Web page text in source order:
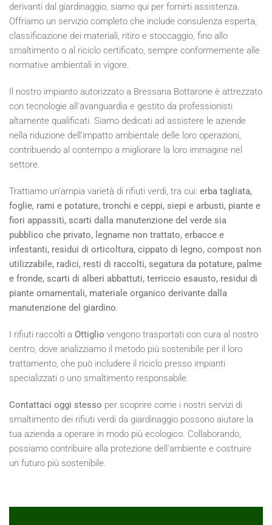
derivanti dal giardinaggio, siamo qui per fornirti assistenza.
Offriamo un servizio completo che include consulenza esperta,
classificazione dei materiali, ritiro e stoccaggio, fino allo
smaltimento o al riciclo certificato, sempre conformemente alle
normative ambientali in vigore.
Il nostro impianto autorizzato a Bressana Bottarone è attrezzato
con tecnologie all'avanguardia e gestito da professionisti
altamente qualificati. Siamo dedicati ad assistere le aziende
nella riduzione dell’impatto ambientale delle loro operazioni,
contribuendo al contempo a migliorare la loro immagine nel
settore.
Trattiamo un’ampia varietà di rifiuti verdi, tra cui: erba tagliata,
foglie, rami e potature, tronchi e ceppi, siepi e arbusti, piante e
fiori appassiti, scarti dalla manutenzione del verde sia
pubblico che privato, legname non trattato, erbacce e
infestanti, residui di orticoltura, cippato di legno, compost non
utilizzabile, radici, resti di raccolti, segatura da potature, palme
e fronde, scarti di alberi abbattuti, terriccio esausto, residui di
piante ornamentali, materiale organico derivante dalla
manutenzione del giardino.
I rifiuti raccolti a Ottiglio vengono trasportati con cura al nostro
centro, dove analizziamo il metodo più sostenibile per il loro
trattamento, che può includere il riciclo presso impianti
specializzati o uno smaltimento responsabile.
Contattaci oggi stesso per scoprire come i nostri servizi di
smaltimento dei rifiuti verdi da giardinaggio possono aiutare la
tua azienda a operare in modo più ecologico. Collaborando,
possiamo contribuire alla protezione dell'ambiente e costruire
un futuro più sostenibile.